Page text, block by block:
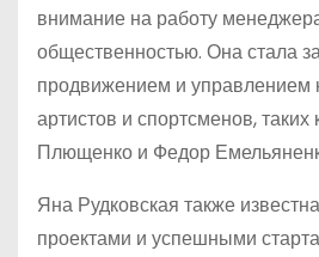
внимание на работу
общественностью. Она стала
продвижением и управлением
артистов и спортсменов, таких
Плющенко и Федор
Яна Рудковская также
проектами и успешными